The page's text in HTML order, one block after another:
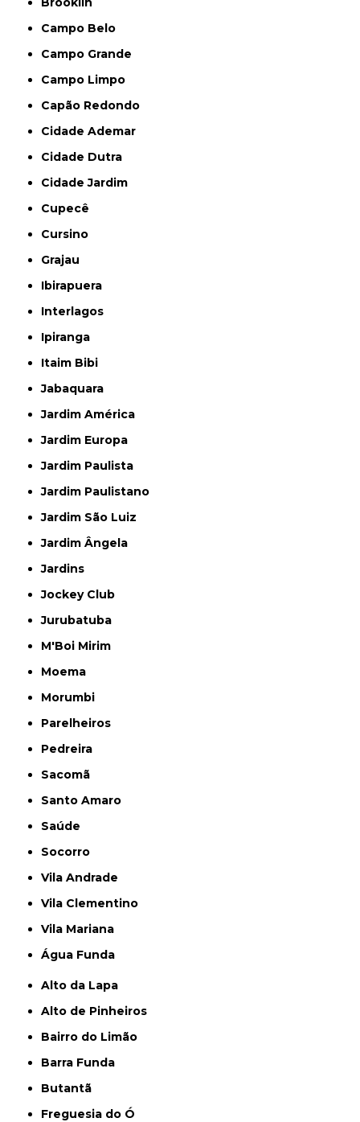
Campo Belo
Campo Grande
Campo Limpo
Capão Redondo
Cidade Ademar
Cidade Dutra
Cidade Jardim
Cupecê
Cursino
Grajau
Ibirapuera
Interlagos
Ipiranga
Itaim Bibi
Jabaquara
Jardim América
Jardim Europa
Jardim Paulista
Jardim Paulistano
Jardim São Luiz
Jardim Ângela
Jardins
Jockey Club
Jurubatuba
M'Boi Mirim
Moema
Morumbi
Parelheiros
Pedreira
Sacomã
Santo Amaro
Saúde
Socorro
Vila Andrade
Vila Clementino
Vila Mariana
Água Funda
Alto da Lapa
Alto de Pinheiros
Bairro do Limão
Barra Funda
Butantã
Freguesia do Ó